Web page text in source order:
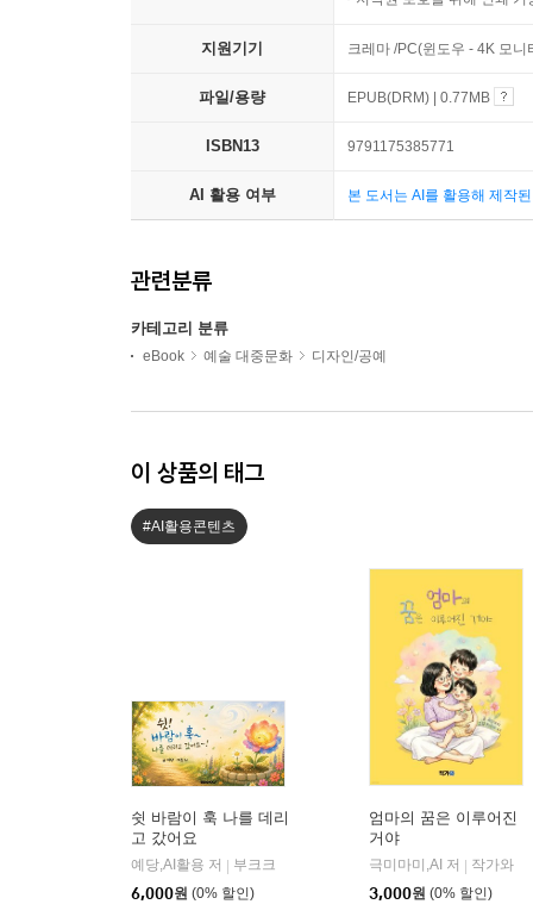
지원기기 크레마 /PC(윈도우 - 4K 모
파일/용량 EPUB(DRM) | 0.77MB
ISBN13 9791175385771
AI 활용 여부 본 도서는 AI를 활용해 제작
관련분류
카테고리 분류
eBook 예술 대중문화 디자인/공예
이 상품의 태그
#AI활용콘텐츠
쉿 바람이 훅 나를 데리
고 갔어요
예당,AI활용 저 | 부크크
6,000원 (0% 할인)
엄마의 꿈은 이루어진
거야
극미마미,AI 저 | 작가와
3,000원 (0% 할인)